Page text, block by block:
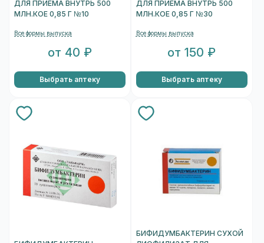
ДЛЯ ПРИЕМА ВНУТРЬ 500
МЛН.КОЕ 0,85 Г №10
Все формы выпуска
от 40 ₽
Выбрать аптеку
ДЛЯ ПРИЕМА ВНУТРЬ 500
МЛН.КОЕ 0,85 Г №30
Все формы выпуска
от 150 ₽
Выбрать аптеку
БИФИДУМБАКТЕРИН СУХОЙ